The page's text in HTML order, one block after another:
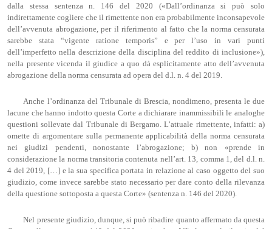
dalla stessa sentenza n. 146 del 2020 («Dall’ordinanza si può solo
indirettamente cogliere che il rimettente non era probabilmente inconsapevole
dell’avvenuta abrogazione, per il riferimento al fatto che la norma censurata
sarebbe stata “vigente ratione temporis” e per l’uso in vari punti
dell’imperfetto nella descrizione della disciplina del reddito di inclusione»),
nella presente vicenda il giudice a quo dà esplicitamente atto dell’avvenuta
abrogazione della norma censurata ad opera del d.l. n. 4 del 2019.
Anche l’ordinanza del Tribunale di Brescia, nondimeno, presenta le due
lacune che hanno indotto questa Corte a dichiarare inammissibili le analoghe
questioni sollevate dal Tribunale di Bergamo. L’attuale rimettente, infatti: a)
omette di argomentare sulla permanente applicabilità della norma censurata
nei giudizi pendenti, nonostante l’abrogazione; b) non «prende in
considerazione la norma transitoria contenuta nell’art. 13, comma 1, del d.l. n.
4 del 2019, […] e la sua specifica portata in relazione al caso oggetto del suo
giudizio, come invece sarebbe stato necessario per dare conto della rilevanza
della questione sottoposta a questa Corte» (sentenza n. 146 del 2020).
Nel presente giudizio, dunque, si può ribadire quanto affermato da questa